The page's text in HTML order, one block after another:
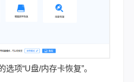
项“U盘/内存卡恢复”。